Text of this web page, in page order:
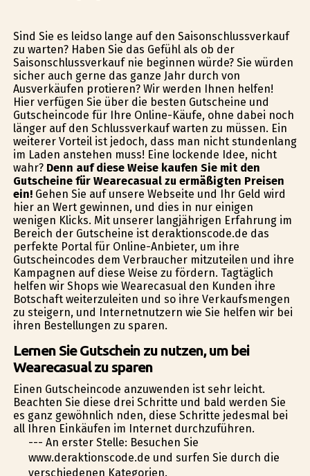
Sind Sie es leidso lange auf den Saisonschlussverkauf
zu warten? Haben Sie das Gefühl als ob der
Saisonschlussverkauf nie beginnen würde? Sie würden
sicher auch gerne das ganze Jahr durch von
Ausverkäufen profitieren? Wir werden Ihnen helfen!
Hier verfügen Sie über die besten Gutscheine und
Gutscheincode für Ihre Online-Käufe, ohne dabei noch
länger auf den Schlussverkauf warten zu müssen. Ein
weiterer Vorteil ist jedoch, dass man nicht stundenlang
im Laden anstehen muss! Eine lockende Idee, nicht
wahr? Denn auf diese Weise kaufen Sie mit den
Gutscheine für Wearecasual zu ermäßigten Preisen
ein!Gehen Sie auf unsere Webseite und Ihr Geld wird
hier an Wert gewinnen, und dies in nur einigen
wenigen Klicks. Mit unserer langjährigen Erfahrung im
Bereich der Gutscheine ist deraktionscode.de das
perfekte Portal für Online-Anbieter, um ihre
Gutscheincodes dem Verbraucher mitzuteilen und ihre
Kampagnen auf diese Weise zu fördern. Tagtäglich
helfen wir Shops wie Wearecasual den Kunden ihre
Botschaft weiterzuleiten und so ihre Verkaufsmengen
zu steigern, und Internetnutzern wie Sie helfen wir bei
ihren Bestellungen zu sparen.
Lernen Sie Gutschein zu nutzen, um bei
Wearecasual zu sparen
Einen Gutscheincode anzuwenden ist sehr leicht.
Beachten Sie diese drei Schritte und bald werden Sie
es ganz gewöhnlich finden, diese Schritte jedesmal bei
all Ihren Einkäufen im Internet durchzuführen.
--- An erster Stelle: Besuchen Sie
www.deraktionscode.de und surfen Sie durch die
verschiedenen Kategorien.